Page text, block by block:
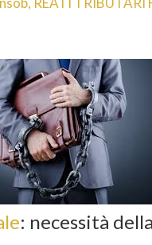
: necessità della